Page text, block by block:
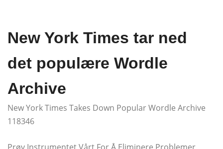
New York Times tar ned
det populære Wordle
Archive
New York Times Takes Down Popular Wordle Archive
118346